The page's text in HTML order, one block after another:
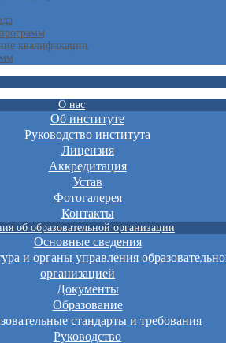
квалификации
О нас
Об институте
Руководство института
Лицензия
Аккредитация
Устав
Фотогалерея
Контакты
об образовательной организации
Основные сведения
и органы управления
организацией
Документы
Образование
стандарты и требования
Руководство